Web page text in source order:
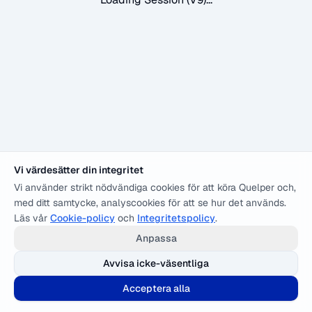
Vi värdesätter din integritet
Vi använder strikt nödvändiga cookies för att köra Quelper och,
med ditt samtycke, analyscookies för att se hur det används.
Läs vår Cookie-policy och Integritetspolicy.
Anpassa
Avvisa icke-väsentliga
Acceptera alla